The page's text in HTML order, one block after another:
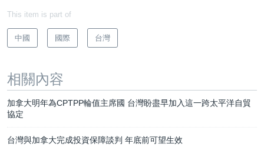
This item is part of
中國 國際 台灣
相關內容
加拿大明年為CPTPP輪值主席國 台灣盼盡早加入這一跨太平洋自貿
協定
台灣與加拿大完成投資保障談判 年底前可望生效